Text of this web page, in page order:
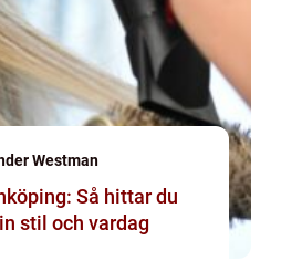
Westman
Så hittar du
stil och vardag